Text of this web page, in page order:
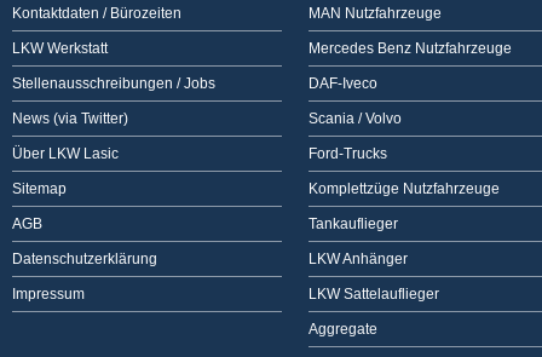
Kontaktdaten / Bürozeiten
LKW Werkstatt
Stellenausschreibungen / Jobs
News (via Twitter)
Über LKW Lasic
Sitemap
AGB
Datenschutzerklärung
Impressum
MAN Nutzfahrzeuge
Mercedes Benz Nutzfahrzeuge
DAF-Iveco
Scania / Volvo
Ford-Trucks
Komplettzüge Nutzfahrzeuge
Tankauflieger
LKW Anhänger
LKW Sattelauflieger
Aggregate